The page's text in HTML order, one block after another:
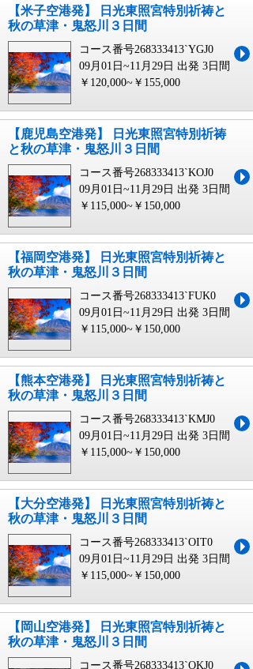
【米子空港発】 日光東照宮特別祈祷と
秋の草津・鬼怒川３日間
コース番号268333413`YGJ0
09月01日~11月29日 出発 3日間
￥120,000~￥155,000
【鹿児島空港発】 日光東照宮特別祈祷
と秋の草津・鬼怒川３日間
コース番号268333413`KOJ0
09月01日~11月29日 出発 3日間
￥115,000~￥150,000
【福岡空港発】 日光東照宮特別祈祷と
秋の草津・鬼怒川３日間
コース番号268333413`FUK0
09月01日~11月29日 出発 3日間
￥115,000~￥150,000
【熊本空港発】 日光東照宮特別祈祷と
秋の草津・鬼怒川３日間
コース番号268333413`KMJ0
09月01日~11月29日 出発 3日間
￥115,000~￥150,000
【大分空港発】 日光東照宮特別祈祷と
秋の草津・鬼怒川３日間
コース番号268333413`OIT0
09月01日~11月29日 出発 3日間
￥115,000~￥150,000
【岡山空港発】 日光東照宮特別祈祷と
秋の草津・鬼怒川３日間
コース番号268333413`OKJ0